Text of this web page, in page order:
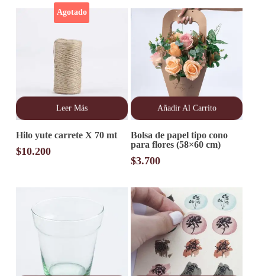
Leer Más
Agotado
Hilo yute carrete X 70 mt
$10.200
Añadir Al Carrito
Bolsa de papel tipo cono
para flores (58×60 cm)
$3.700